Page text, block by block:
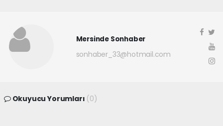
Mersinde Sonhaber
sonhaber_33@hotmail.com
Okuyucu Yorumları (0)